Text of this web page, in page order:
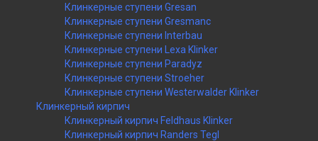
Клинкерные ступени Gresan
Клинкерные ступени Gresmanc
Клинкерные ступени Interbau
Клинкерные ступени Lexa Klinker
Клинкерные ступени Paradyz
Клинкерные ступени Stroeher
Клинкерные ступени Westerwalder Klinker
Клинкерный кирпич
Клинкерный кирпич Feldhaus Klinker
Клинкерный кирпич Randers Tegl